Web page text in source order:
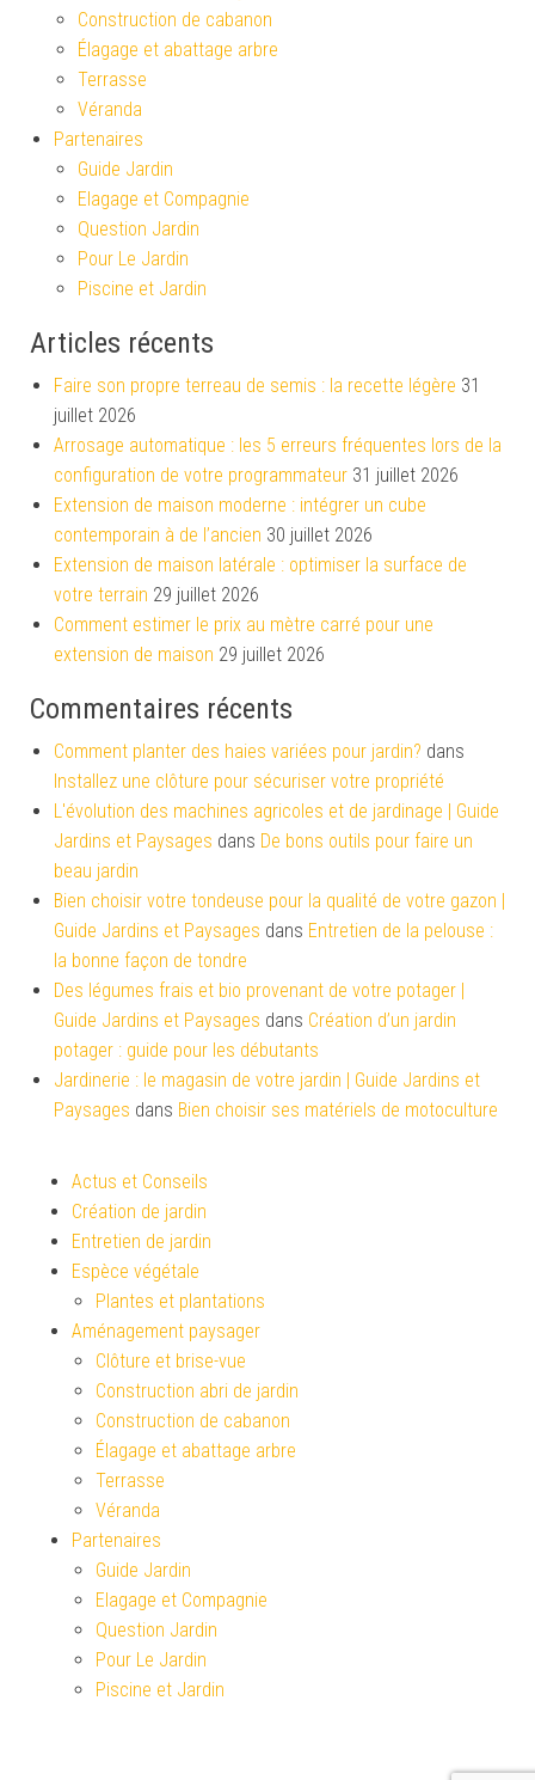
Construction de cabanon
Élagage et abattage arbre
Terrasse
Véranda
Partenaires
Guide Jardin
Elagage et Compagnie
Question Jardin
Pour Le Jardin
Piscine et Jardin
Articles récents
Faire son propre terreau de semis : la recette légère 31
juillet 2026
Arrosage automatique : les 5 erreurs fréquentes lors de la
configuration de votre programmateur 31 juillet 2026
Extension de maison moderne : intégrer un cube
contemporain à de l’ancien 30 juillet 2026
Extension de maison latérale : optimiser la surface de
votre terrain 29 juillet 2026
Comment estimer le prix au mètre carré pour une
extension de maison 29 juillet 2026
Commentaires récents
Comment planter des haies variées pour jardin? dans
Installez une clôture pour sécuriser votre propriété
L'évolution des machines agricoles et de jardinage | Guide
Jardins et Paysages dans De bons outils pour faire un
beau jardin
Bien choisir votre tondeuse pour la qualité de votre gazon |
Guide Jardins et Paysages dans Entretien de la pelouse :
la bonne façon de tondre
Des légumes frais et bio provenant de votre potager |
Guide Jardins et Paysages dans Création d’un jardin
potager : guide pour les débutants
Jardinerie : le magasin de votre jardin | Guide Jardins et
Paysages dans Bien choisir ses matériels de motoculture
Actus et Conseils
Création de jardin
Entretien de jardin
Espèce végétale
Plantes et plantations
Aménagement paysager
Clôture et brise-vue
Construction abri de jardin
Construction de cabanon
Élagage et abattage arbre
Terrasse
Véranda
Partenaires
Guide Jardin
Elagage et Compagnie
Question Jardin
Pour Le Jardin
Piscine et Jardin